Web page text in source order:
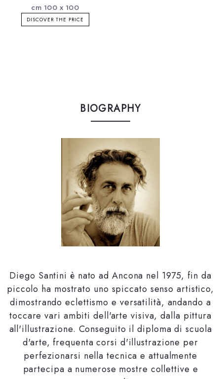
cm 100 x 100
DISCOVER THE PRICE
BIOGRAPHY
Diego Santini è nato ad Ancona nel 1975, fin da
piccolo ha mostrato uno spiccato senso artistico,
dimostrando eclettismo e versatilità, andando a
toccare vari ambiti dell'arte visiva, dalla pittura
all'illustrazione. Conseguito il diploma di scuola
d'arte, frequenta corsi d'illustrazione per
perfezionarsi nella tecnica e attualmente
partecipa a numerose mostre collettive e